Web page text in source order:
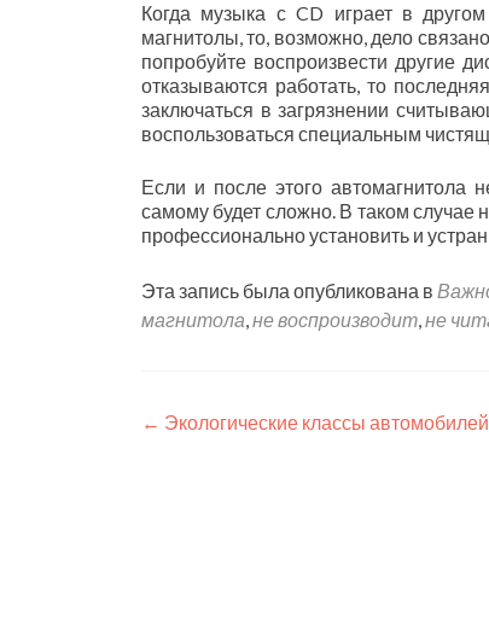
Когда музыка с CD играет в
магнитолы, то, возможно, дело
попробуйте воспроизвести другие
отказываются работать, то последняя
заключаться в загрязнении
воспользоваться специальным
Если и после этого автомагнитола
самому будет сложно. В таком случае
профессионально установить и
Эта запись была опубликована в
магнитола,не воспроизводит,не
Навигация
← Экологические классы автомобилей